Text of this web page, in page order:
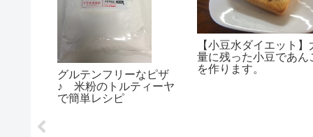
グルテンフリーなピザ
♪ 米粉のトルティーヤ
で簡単レシピ
【小豆水ダイエット】
量に残った小豆であん
を作ります。